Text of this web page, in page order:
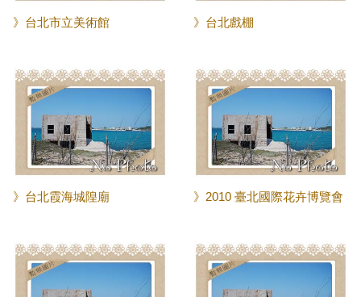
》台北市立美術館 》台北戲棚
》台北霞海城隍廟 》2010 臺北國際花卉博覽會